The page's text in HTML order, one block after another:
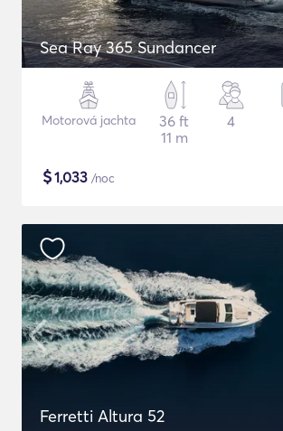
Sea Ray 365 Sundancer
Motorová jachta
36 ft
11 m
4
$1,033 /noc
Ferretti Altura 52